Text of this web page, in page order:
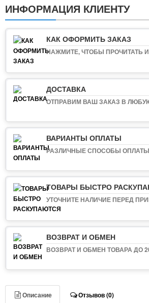
ИНФОРМАЦИЯ КЛИЕНТУ
КАК ОФОРМИТЬ ЗАКАЗ
НАЖМИТЕ, ЧТОБЫ ПРОЧИТАТЬ
ДОСТАВКА
ОТПРАВИМ ВАШ ЗАКАЗ В
ВАРИАНТЫ ОПЛАТЫ
РАЗЛИЧНЫЕ СПОСОБЫ ОПЛАТЫ
ТОВАРЫ БЫСТРО
УТОЧНИТЕ НАЛИЧИЕ ПЕРЕД
ВОЗВРАТ И ОБМЕН
ВОЗВРАТ И ОБМЕН ТОВАРА ДО
Описание Отзывов (0)